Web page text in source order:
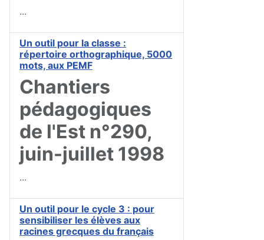
...
Un outil pour la classe :
répertoire orthographique, 5000
mots, aux PEMF
Chantiers
pédagogiques
de l'Est n°290,
juin-juillet 1998
...
Un outil pour le cycle 3 : pour
sensibiliser les élèves aux
racines grecques du français